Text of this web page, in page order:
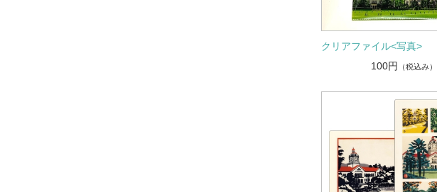
クリアファイル<写真>
100円 （税込み）